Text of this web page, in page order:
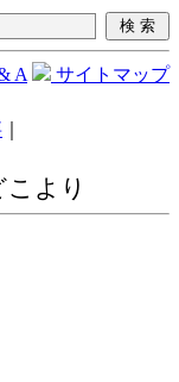
A サイトマップ
ｍサイズ豊富にご
より